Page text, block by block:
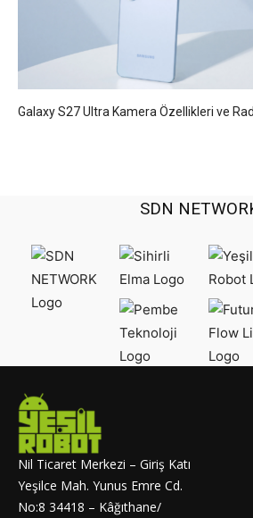
Galaxy S27 Ultra Kamera Özellikleri ve
SDN
Nil Ticaret Merkezi – Giriş Katı
Yeşilce Mah. Yunus Emre Cd.
No:8 34418 – Kâğıthane/